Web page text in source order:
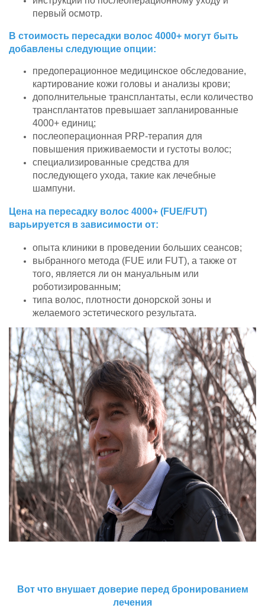
первый осмотр.
В стоимость пересадки волос 4000+ могут быть
добавлены следующие опции:
предоперационное медицинское обследование,
картирование кожи головы и анализы крови;
дополнительные трансплантаты, если количество
трансплантатов превышает запланированные
4000+ единиц;
послеоперационная PRP-терапия для
повышения приживаемости и густоты волос;
специализированные средства для
последующего ухода, такие как лечебные
шампуни.
Цена на пересадку волос 4000+ (FUE/FUT)
варьируется в зависимости от:
опыта клиники в проведении больших сеансов;
выбранного метода (FUE или FUT), а также от
того, является ли он мануальным или
роботизированным;
типа волос, плотности донорской зоны и
желаемого эстетического результата.
Вот что внушает доверие перед бронированием
лечения